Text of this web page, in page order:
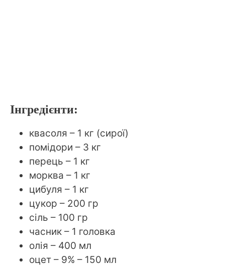
Інгредієнти:
квасоля – 1 кг (сирої)
помідори – 3 кг
перець – 1 кг
морква – 1 кг
цибуля – 1 кг
цукор – 200 гр
сіль – 100 гр
часник – 1 головка
олія – 400 мл
оцет – 9% – 150 мл